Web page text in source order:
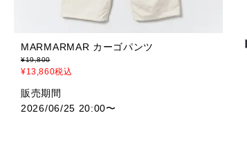
MARMARMAR カーゴパンツ
¥19,800
¥13,860税込
販売期間
2026/06/25 20:00〜